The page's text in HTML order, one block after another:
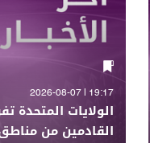
19:17 | 2026-08-07
الولايات
القادمين من مناطق